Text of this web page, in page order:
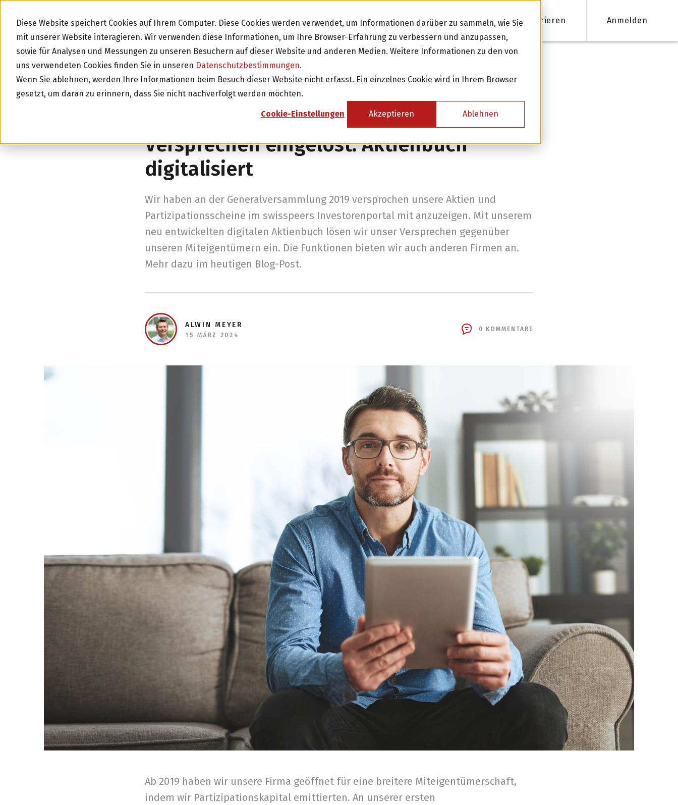
Diese Website speichert Cookies auf Ihrem Computer. Diese Cookies werden verwendet, um Informationen darüber zu sammeln, wie Sie
mit unserer Website interagieren. Wir verwenden diese Informationen, um Ihre Browser-Erfahrung zu verbessern und anzupassen,
sowie für Analysen und Messungen zu unseren Besuchern auf dieser Website und anderen Medien. Weitere Informationen zu den von
uns verwendeten Cookies finden Sie in unseren Datenschutzbestimmungen.
Wenn Sie ablehnen, werden Ihre Informationen beim Besuch dieser Website nicht erfasst. Ein einzelnes Cookie wird in Ihrem Browser
gesetzt, um daran zu erinnern, dass Sie nicht nachverfolgt werden möchten.
Cookie-Einstellungen Akzeptieren Ablehnen
BLOG Registrieren Anmelden
Investieren
Investition in Schweizer Unternehmen
Attraktive Renditen mit monatlichen
Finanzieren
Firmenkredite ab 50'000 CHF
Persönliche Beratung für Ihre Finanzierung
Zurück zur Übersicht
Versprechen eingelöst: Aktienbuch
digitalisiert
Wir haben an der Generalversammlung 2019 versprochen unsere Aktien und
Partizipationsscheine im swisspeers Investorenportal mit anzuzeigen. Mit unserem
neu entwickelten digitalen Aktienbuch lösen wir unser Versprechen gegenüber
unseren Miteigentümern ein. Die Funktionen bieten wir auch anderen Firmen an.
Mehr dazu im heutigen Blog-Post.
ALWIN MEYER
15 MÄRZ 2024
0 KOMMENTARE
Ab 2019 haben wir unsere Firma geöffnet für eine breitere Miteigentümerschaft,
indem wir Partizipationskapital emittierten. An unserer ersten